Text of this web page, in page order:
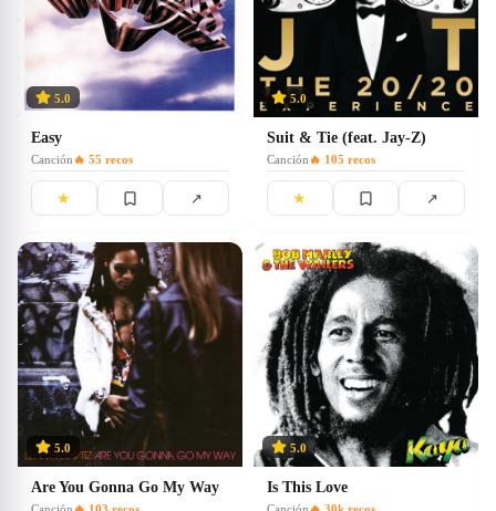
5.0
Easy
Canción 🔥 55 recos
★ ↗
5.0
Suit & Tie (feat. Jay-Z)
Canción 🔥 105 recos
★ ↗
5.0
Are You Gonna Go My Way
5.0
Is This Love